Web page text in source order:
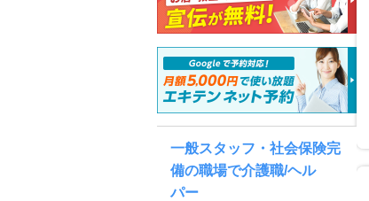
一般スタッフ・社会保険完
備の職場で介護職/ヘル
パー